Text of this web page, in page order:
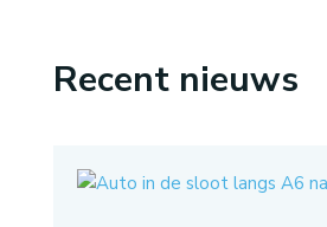
Recent nieuws